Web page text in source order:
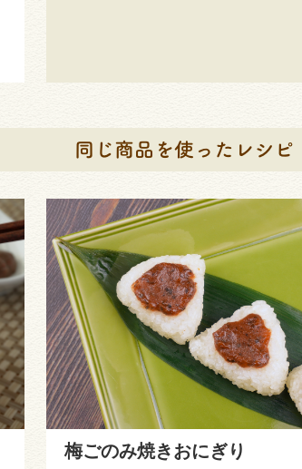
梅ごのみ焼きおにぎり